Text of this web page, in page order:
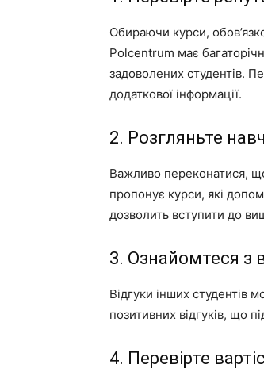
Обираючи курси,
Polcentrum має
задоволених студентів.
додаткової інформації.
2. Розгляньте
Важливо переконатися,
пропонує курси, які
дозволить вступити до
3. Ознайомтеся з
Відгуки інших студентів
позитивних відгуків, що
4. Перевірте